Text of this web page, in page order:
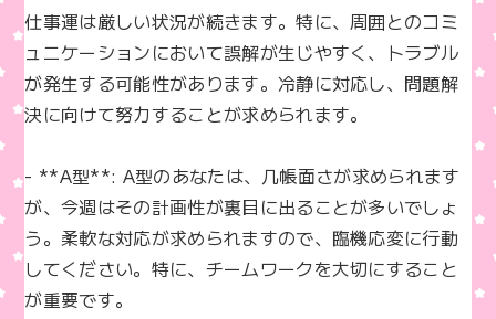
仕事運は厳しい状況が続きます。特に、周囲とのコミ
ュニケーションにおいて誤解が生じやすく、トラブル
が発生する可能性があります。冷静に対応し、問題解
決に向けて努力することが求められます。
- **A型**: A型のあなたは、几帳面さが求められます
が、今週はその計画性が裏目に出ることが多いでしょ
う。柔軟な対応が求められますので、臨機応変に行動
してください。特に、チームワークを大切にすること
が重要です。